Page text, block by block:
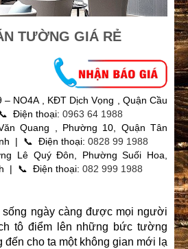
TƯỜNG GIÁ RẺ
NO4A , KĐT Dịch Vọng , Quận Cầu
Điện thoại: 0963 64 1988
Quang , Phường 10, Quận Tân
| 📞 Điện thoại: 0828 99 1988
Lê Quý Đôn, Phường Suối Hoa,
| 📞 Điện thoại: 082 999 1988
ngày càng được mọi người
tô điểm lên những bức tường
đến cho ta một không gian mới lạ